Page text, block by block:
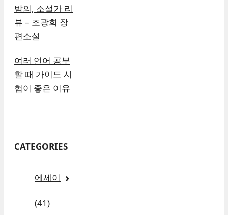
밤의, 소설가 리
뷰 – 조광희 장
편소설
여러 언어 공부
할 때 가이드 시
험이 좋은 이유
CATEGORIES
에세이
(41)